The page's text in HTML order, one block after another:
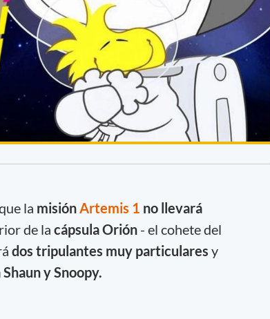
la misión Artemis 1 no llevará
de la cápsula Orión- el cohete del
dos tripulantes muy particulares y
y Snoopy.